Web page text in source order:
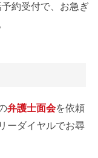
予約受付で、お急ぎ
弁護士面会を依頼
ーダイヤルでお尋